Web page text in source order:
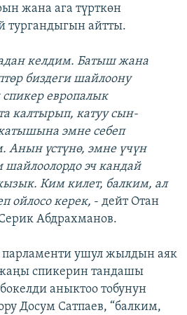
жана ага түрткөн
тургандыгын айтты.
келдим. Батыш жана
биздеги шайлоону
европалык
калтырып, катуу сын-
эмне себеп
Анын үстүнө, эмне үчүн
шайлоолордо эч кандай
Ким килет, балким, ал
ойлосо керек, - дейт Отан
Абдрахманов.
ушул жылдын аяк
спикерин тандашы
аныктоо тобунун
Досум Сатпаев, “балким,